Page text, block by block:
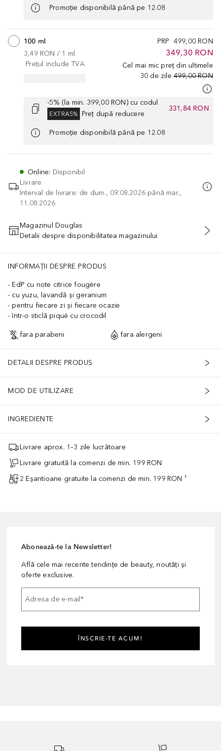
Promoție disponibilă până pe 12.08
PRP 499,00 RON
349,30 RON
Cel mai mic preț din ultimele
30 de zile 499,00 RON
100 ml
3,49 RON / 1 ml
Prețul include TVA
-5% (la min. 399,00 RON) cu codul
EXTRA5% Preț după reducere
331,84 RON
Promoție disponibilă până pe 12.08
Online: Disponibil
Livrare
Interval de livrare: de dum., 09.08.2026 până mar.,
11.08.2026
ADĂUGAȚI ÎN COŞ
Magazinul Douglas
Detalii despre disponibilitatea magazinului
INFORMAȚII DESPRE PRODUS
EdP cu note citrice fougère
cu yuzu, lavandă și geranium
pentru fiecare zi și fiecare ocazie
într-o sticlă piqué cu crocodil
fara parabeni fara alergeni
DETALII DESPRE PRODUS
MOD DE UTILIZARE
INGREDIENTE
Livrare aprox. 1–3 zile lucrătoare
Livrare gratuită la comenzi de min. 199 RON
2 Eșantioane gratuite la comenzi de min. 199 RON ¹
Abonează-te la Newsletter!
Află cele mai recente tendințe de beauty, noutăți și
oferte exclusive.
Adresa de e-mail*
ÎNSCRIE-TE ACUM!